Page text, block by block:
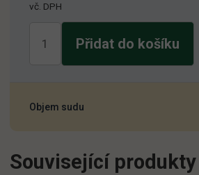
vč. DPH
Medium
Přidat do košíku
Objem sudu
Související produkty